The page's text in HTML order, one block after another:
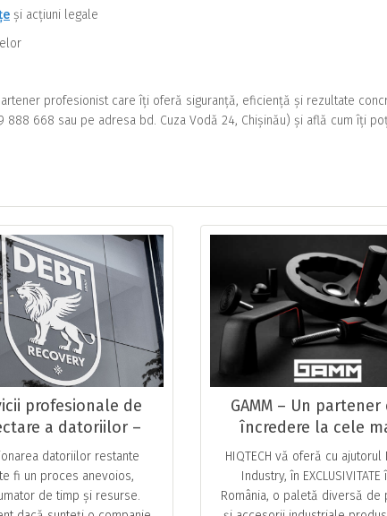
și acțiuni legale
profesionist care îți oferă siguranță, eficiență și rezultate
888 668 sau pe adresa bd. Cuza Vodă 24, Chișinău) și află cum îți
profesionale de
a datoriilor –
Fără stres, fără
complicații!
datoriilor restante
fi un proces anevoios,
de timp și resurse.
GAMM – Un partener
încredere la cele
înalte standarde,
exclusivitate în
HIQTECH vă oferă cu ajutorul
Industry, în EXCLUSIVITATE
România, o paletă diversă de